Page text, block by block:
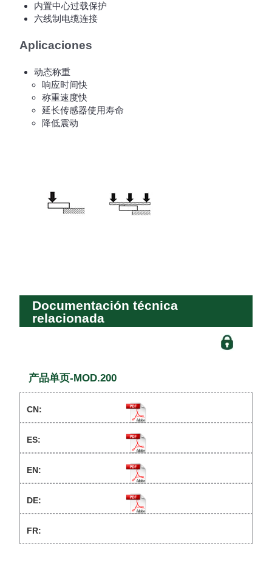
内置中心过载保护
六线制电缆连接
Aplicaciones
动态称重
响应时间快
称重速度快
延长传感器使用寿命
降低震动
Documentación técnica
relacionada
产品单页-MOD.200